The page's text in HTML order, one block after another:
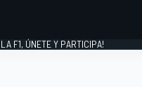
LA F1, ÚNETE Y PARTICIPA!